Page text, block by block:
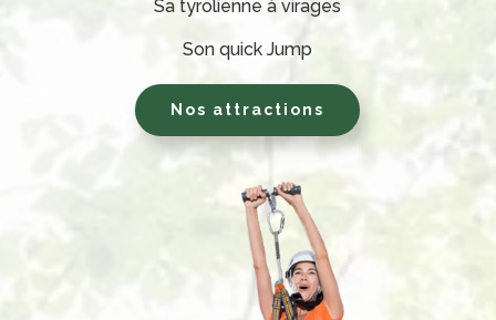
Sa tyrolienne à virages
Son quick Jump
Nos attractions